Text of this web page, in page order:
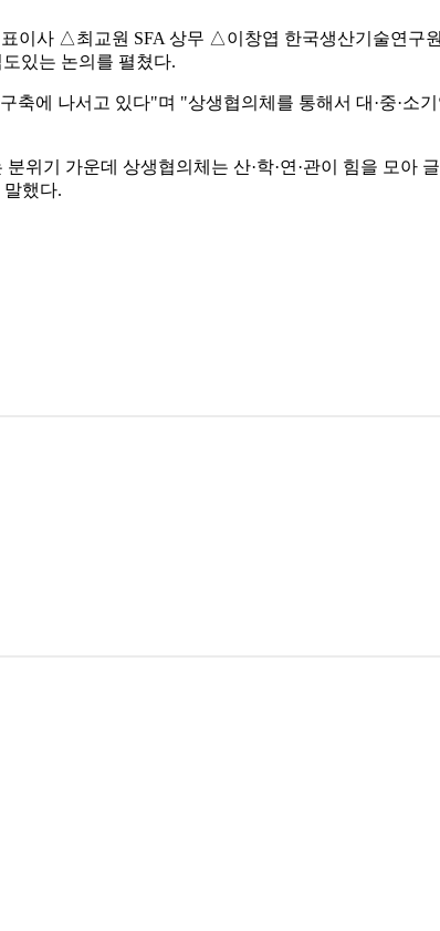
이사 △최교원 SFA 상무 △이창엽 한국생산기술연
있는 논의를 펼쳤다.
에 나서고 있다"며 "상생협의체를 통해서 대·중·소
위기 가운데 상생협의체는 산·학·연·관이 힘을 모아
했다.